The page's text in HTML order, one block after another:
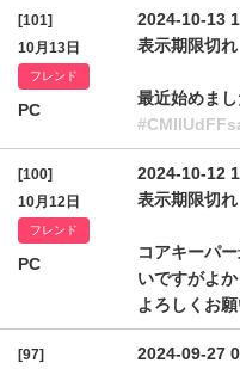
[101]
10月13日
フレンド
PC
2024-10-13
表示期限切れ
最近始めま
[100]
10月12日
フレンド
PC
2024-10-12
表示期限切れ
コアキーパ
いですがよ
よろしくお
[97]
2024-09-27